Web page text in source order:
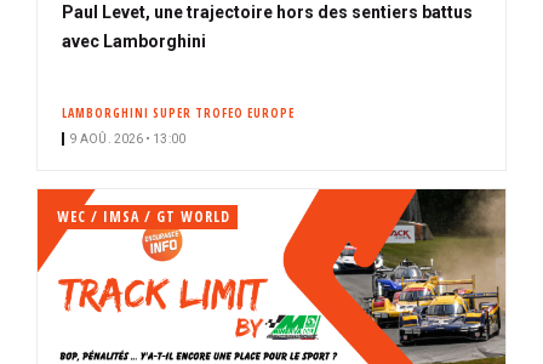
Paul Levet, une trajectoire hors des sentiers battus
avec Lamborghini
LAMBORGHINI SUPER TROFEO EUROPE
9 AOÛ. 2026 • 13:00
WEC / IMSA / GT WORLD